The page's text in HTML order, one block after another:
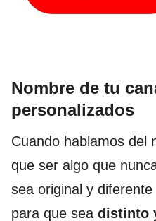
Nombre de tu
personalizados
Cuando hablamos del
que ser algo que
sea original y
para que sea distinto